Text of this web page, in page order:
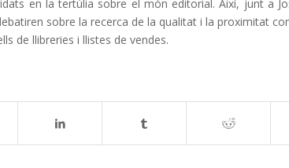
en la tertúlia sobre el món editorial. Així, junt a
sobre la recerca de la qualitat i la proximitat
de llibreries i llistes de vendes.